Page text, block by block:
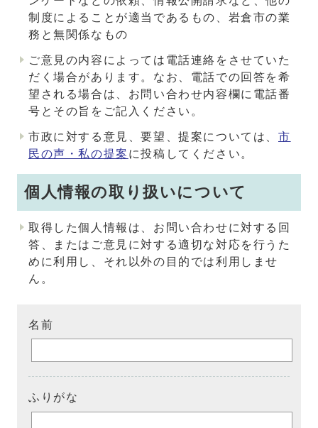
制度によることが適当であるもの、岩倉市の業
務と無関係なもの
ご意見の内容によっては電話連絡をさせていた
だく場合があります。なお、電話での回答を希
望される場合は、お問い合わせ内容欄に電話番
号とその旨をご記入ください。
市政に対する意見、要望、提案については、 市
民の声・私の提案 に投稿してください。
個人情報の取り扱いについて
取得した個人情報は、お問い合わせに対する回
答、またはご意見に対する適切な対応を行うた
めに利用し、それ以外の目的では利用しませ
ん。
名前
ふりがな